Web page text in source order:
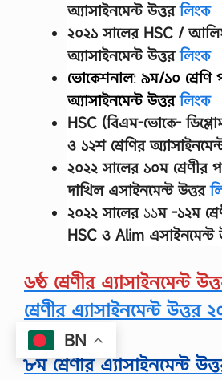
অ্যাসাইনমেন্ট উত্তরলিংক
২০২১ সালের HSC / আলিম
অ্যাসাইনমেন্ট উত্তরলিংক
ভোকেশনাল: ৯ম/১০ শ্রেণি
অ্যাসাইনমেন্ট উত্তরলিংক
HSC (বিএম-ভোকে-
ও ১২শ শ্রেণির
২০২২ সালের ১০ম শ্রেণীর
দাখিল এসাইনমেন্ট উত্তর
২০২২ সালের১১ম -১২ম
HSC ও Alim এসাইনমেন্ট
৬ষ্ঠ শ্রেণীর এ্যাসাইনমেন্ট
শ্রেণীর এ্যাসাইনমেন্ট উত্তর
৮ম শ্রেণীর এ্যাসাইনমেন্ট
BN